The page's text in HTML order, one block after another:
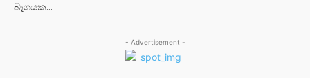
බෑගයක...
- Advertisement -